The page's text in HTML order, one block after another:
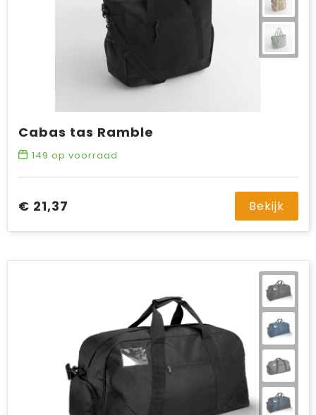
Cabas tas Ramble
149 op voorraad
€ 21,37 Bekijk